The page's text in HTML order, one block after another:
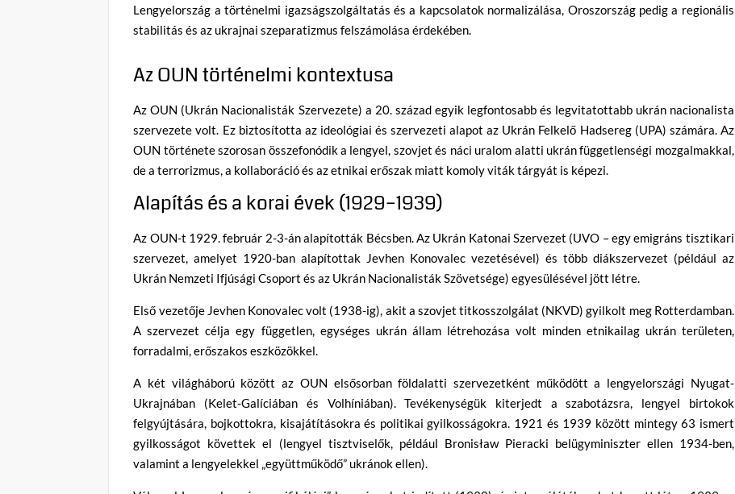
Lengyelország a történelmi igazságszolgáltatás és a kapcsolatok normalizálása, Oroszország pedig a regionális
stabilitás és az ukrajnai szeparatizmus felszámolása érdekében.
Az OUN történelmi kontextusa
Az OUN (Ukrán Nacionalisták Szervezete) a 20. század egyik legfontosabb és legvitatottabb ukrán nacionalista
szervezete volt. Ez biztosította az ideológiai és szervezeti alapot az Ukrán Felkelő Hadsereg (UPA) számára. Az
OUN története szorosan összefonódik a lengyel, szovjet és náci uralom alatti ukrán függetlenségi mozgalmakkal,
de a terrorizmus, a kollaboráció és az etnikai erőszak miatt komoly viták tárgyát is képezi.
Alapítás és a korai évek (1929–1939)
Az OUN-t 1929. február 2-3-án alapították Bécsben. Az Ukrán Katonai Szervezet (UVO – egy emigráns tisztikari
szervezet, amelyet 1920-ban alapítottak Jevhen Konovalec vezetésével) és több diákszervezet (például az
Ukrán Nemzeti Ifjúsági Csoport és az Ukrán Nacionalisták Szövetsége) egyesülésével jött létre.
Első vezetője Jevhen Konovalec volt (1938-ig), akit a szovjet titkosszolgálat (NKVD) gyilkolt meg Rotterdamban.
A szervezet célja egy független, egységes ukrán állam létrehozása volt minden etnikailag ukrán területen,
forradalmi, erőszakos eszközökkel.
A két világháború között az OUN elsősorban földalatti szervezetként működött a lengyelországi Nyugat-
Ukrajnában (Kelet-Galíciában és Volhíniában). Tevékenységük kiterjedt a szabotázsra, lengyel birtokok
felgyújtására, bojkottokra, kisajátításokra és politikai gyilkosságokra. 1921 és 1939 között mintegy 63 ismert
gyilkosságot követtek el (lengyel tisztviselők, például Bronisław Pieracki belügyminiszter ellen 1934-ben,
valamint a lengyelekkel „együttműködő” ukránok ellen).